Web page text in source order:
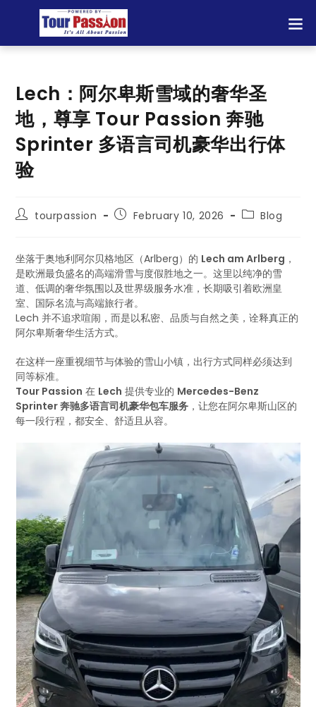
Lech：阿尔卑斯雪域的奢华圣
地，尊享 Tour Passion 奔驰
Sprinter 多语言司机豪华出行体
验
tourpassion February 10, 2026 Blog
坐落于奥地利阿尔贝格地区（Arlberg）的 Lech am Arlberg ，
是欧洲最负盛名的高端滑雪与度假胜地之一。这里以纯净的雪
道、低调的奢华氛围以及世界级服务水准，长期吸引着欧洲皇
室、国际名流与高端旅行者。
Lech 并不追求喧闹，而是以私密、品质与自然之美，诠释真正的
阿尔卑斯奢华生活方式。
在这样一座重视细节与体验的雪山小镇，出行方式同样必须达到
同等标准。
Tour Passion 在 Lech 提供专业的 Mercedes-Benz
Sprinter 奔驰多语言司机豪华包车服务 ，让您在阿尔卑斯山区的
每一段行程，都安全、舒适且从容。